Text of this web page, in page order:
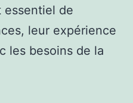
essentiel de
leur expérience
les besoins de la